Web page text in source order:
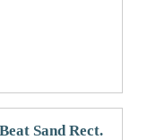
Sand Rect.